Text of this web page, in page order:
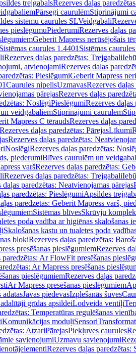
trejgabalsRezerves daļas
Pārsegi caurulēmStiprinājumi
sistēmu caurules SLVeidgabali
pieslēgumuPiederumiRezerves daļas
Geberit Mapress nerūsējošais
caurules 1.4401 Sistēmas
Rezerves daļas paredzētas: Trejgabali
atvienojamiRezerves daļas
PieslēgumiGeberit Mapress
Caurules nipelisUzmavasRezerves
pārejasRezerves daļas
NoslēgiPieslēgumiRezerves daļas
veidgabaliemStiprinājumi caurulēm
Mapress C tēraudsRezerves daļas
Rezerves daļas paredzētas: PārejasLīkumi
Rezerves daļas paredzētas:
NoslēgiRezerves daļas paredzētas:
piederumiBlīves caurulēm un
varšRezerves daļas paredzētas:
Rezerves daļas paredzētas: Trejgabali
daļas paredzētas: Neatvienojamas pārejas
paredzētas: PieslēgumiApsildes
paredzētas: Geberit Mapress varš,
Sistēmas blīvesSkrūvju
poda vadība ar higiēnas skalošanas
Skalošanas kastu un tualetes poda
blokiRezerves daļas paredzētas:
presēšanas pieslēgumiemRezerves
paredzētas: Ar FlowFit presēšanas
Ar Mapress presēšanas
pieslēgumiemRezerves daļas
Ar Mapress presēšanas pieslēgumiem
adatasJavas piedevasIzplešanās šuves
grīdas apsildeiLodveida ventiļi
Temperatūras regulēšanas
Komunikācijas moduļiSensori
AtzariPārejasPiekļuves caurules
savienojumiUzmavu savienojumi
Rezerves daļas paredzētas: